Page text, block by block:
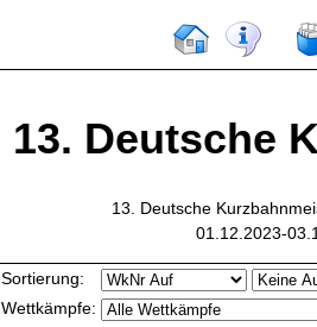
13. Deutsche
13. Deutsche
01.12.2023-
Sortierung:
Wettkämpfe: